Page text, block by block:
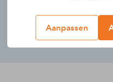
Aanpassen
Gratis